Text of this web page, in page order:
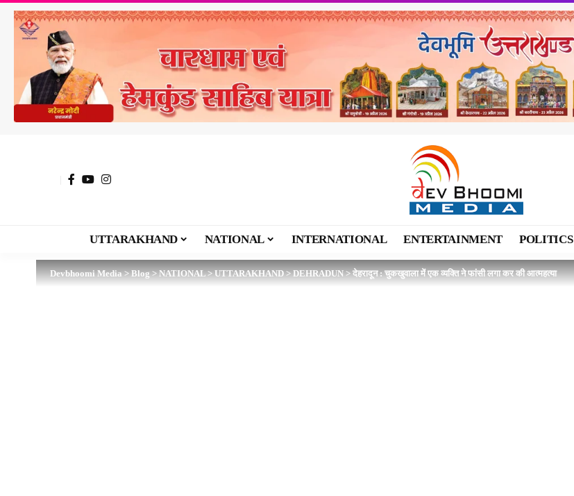
UTTARAKHAND NATIONAL INTERNATIONAL ENTERTAINMENT POLITICS
Devbhoomi Media>Blog>NATIONAL>UTTARAKHAND>DEHRADUN>देहरादून : चुकखुवाला में एक व्यक्ति ने फांसी लगा कर की आत्महत्या